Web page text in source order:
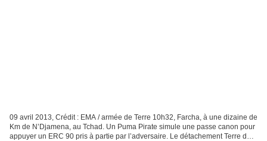
09 avril 2013, Crédit : EMA / armée de Terre 10h32, Farcha, à une dizaine de
Km de N’Djamena, au Tchad. Un Puma Pirate simule une passe canon pour
appuyer un ERC 90 pris à partie par l’adversaire. Le détachement Terre de